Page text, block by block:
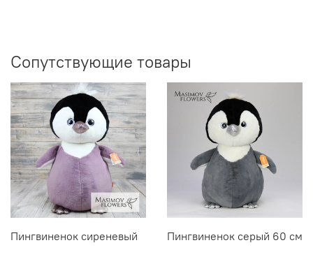
Сопутствующие товары
Пингвиненок сиреневый Пингвиненок серый 60 см